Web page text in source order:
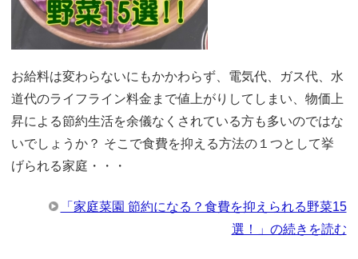
お給料は変わらないにもかかわらず、電気代、ガス代、水
道代のライフライン料金まで値上がりしてしまい、物価上
昇による節約生活を余儀なくされている方も多いのではな
いでしょうか？ そこで食費を抑える方法の１つとして挙
げられる家庭・・・
「家庭菜園 節約になる？食費を抑えられる野菜15
選！」の続きを読む